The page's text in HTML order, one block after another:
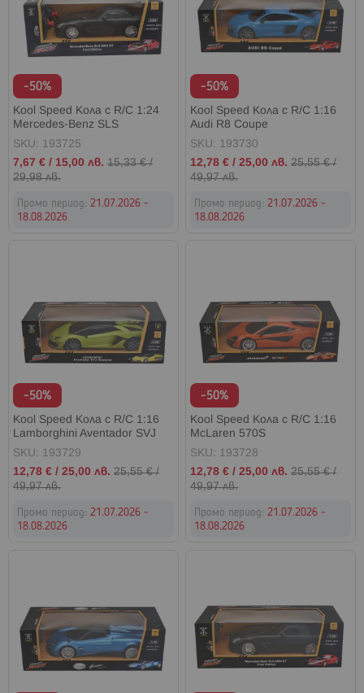
-50%
Kool Speed Кола с R/C 1:24
Mercedes-Benz SLS
SKU: 193725
Промо
цена
7,67 € / 15,00 лв. 15,33 €/
29,98 лв.
Промо период: 21.07.2026 -
18.08.2026
-50%
Kool Speed Кола с R/C 1:16
Audi R8 Coupе
SKU: 193730
Промо
цена
12,78 € /25,00 лв. 25,55 €/
49,97 лв.
Промо период:21.07.2026 -
18.08.2026
-50%
Kool Speed Кола с R/C 1:16
Lamborghini Aventador SVJ
Roadster
SKU: 193729
Промо
цена
12,78 € / 25,00 лв. 25,55 €/
49,97 лв.
Промо период: 21.07.2026 -
18.08.2026
-50%
Kool Speed Кола с R/C 1:16
McLaren 570S
SKU: 193728
Промо
цена
12,78 € /25,00 лв. 25,55 €/
49,97 лв.
Промо период:21.07.2026 -
18.08.2026